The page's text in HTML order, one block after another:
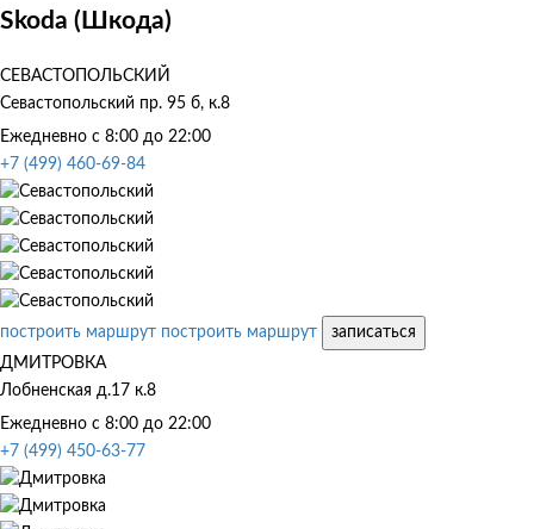
Skoda (Шкода)
СЕВАСТОПОЛЬСКИЙ
Севастопольский пр. 95 б, к.8
Ежедневно с 8:00 до 22:00
+7 (499) 460-69-84
построить маршрут построить маршрут
записаться
ДМИТРОВКА
Лобненская д.17 к.8
Ежедневно с 8:00 до 22:00
+7 (499) 450-63-77